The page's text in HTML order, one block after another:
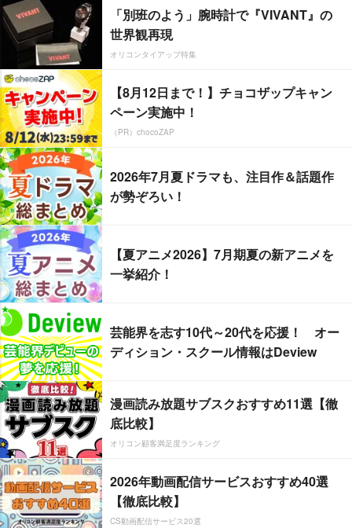
「別班のよう」腕時計で『VIVANT』の
世界観再現
オリコンタイアップ特集
【8月12日まで！】チョコザップキャン
ペーン実施中！
（PR）chocoZAP
2026年7月夏ドラマも、注目作＆話題作
が勢ぞろい！
【夏アニメ2026】7月期夏の新アニメを
一挙紹介！
芸能界を志す10代～20代を応援！ オー
ディション・スクール情報はDeview
漫画読み放題サブスクおすすめ11選【徹
底比較】
オリコン顧客満足度ランキング
2026年動画配信サービスおすすめ40選
【徹底比較】
CS動画配信サービス20選